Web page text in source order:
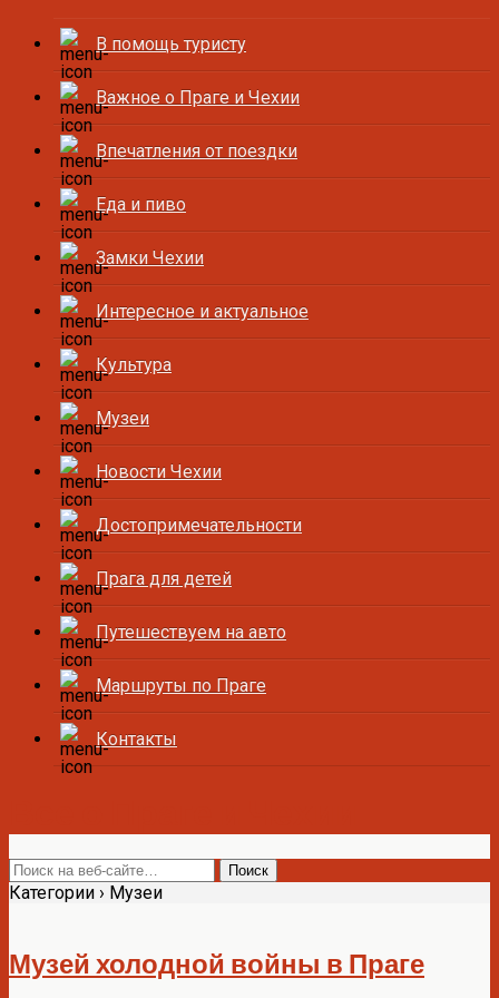
В помощь туристу
Важное о Праге и Чехии
Впечатления от поездки
Еда и пиво
Замки Чехии
Интересное и актуальное
Культура
Музеи
Новости Чехии
Достопримечательности
Прага для детей
Путешествуем на авто
Маршруты по Праге
Контакты
Категории › Музеи
Музей холодной войны в Праге